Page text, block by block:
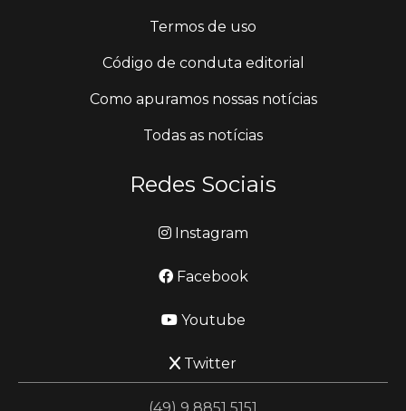
Termos de uso
Código de conduta editorial
Como apuramos nossas notícias
Todas as notícias
Redes Sociais
Instagram
Facebook
Youtube
Twitter